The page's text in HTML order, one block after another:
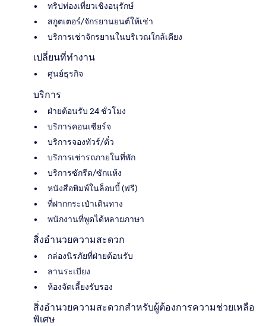
ทริปท่องเที่ยวเชิงอนุรักษ์
สกูตเตอร์/จักรยานยนต์ให้เช่า
บริการเช่าจักรยานในบริเวณใกล้เคียง
เปลี่ยนที่ทำงาน
ศูนย์ธุรกิจ
บริการ
ฝ่ายต้อนรับ 24 ชั่วโมง
บริการคอนเซียร์จ
บริการจองทัวร์/ตั๋ว
บริการเช่ารถภายในที่พัก
บริการซักรีด/ซักแห้ง
หนังสือพิมพ์ในล็อบบี้ (ฟรี)
ที่ฝากกระเป๋าเดินทาง
พนักงานที่พูดได้หลายภาษา
สิ่งอำนวยความสะดวก
กล่องนิรภัยที่ฝ่ายต้อนรับ
ลานระเบียง
ห้องจัดเลี้ยงรับรอง
สิ่งอำนวยความสะดวกสำหรับผู้ต้องการความช่วยเหลือ
พิเศษ